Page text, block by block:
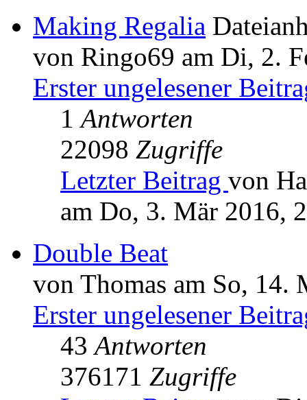
Making Regalia
von Ringo69 am Di, 2.
Erster ungelesener
1Antworten
22098 Zugriffe
Letzter Beitrag von
am Do, 3. Mär 2016,
Double Beat
von Thomas am So, 14.
Erster ungelesener
43Antworten
376171 Zugriffe